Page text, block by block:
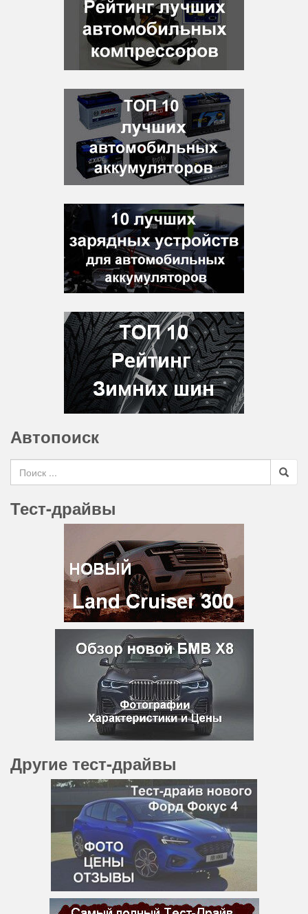
Автопоиск
Search for
Тест-драйвы
Другие тест-драйвы